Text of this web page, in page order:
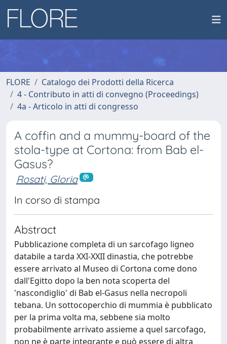
FLORE
Catalogo dei Prodotti della Ricerca
4 - Contributo in atti di convegno (Proceedings)
4a - Articolo in atti di congresso
A coffin and a mummy-board of the
stola-type at Cortona: from Bab el-
Gasus?
Rosati, Gloria
In corso di stampa
Abstract
Pubblicazione completa di un sarcofago ligneo
databile a tarda XXI-XXII dinastia, che potrebbe
essere arrivato al Museo di Cortona come dono
dall'Egitto dopo la ben nota scoperta del
'nascondiglio' di Bab el-Gasus nella necropoli
tebana. Un sottocoperchio di mummia è pubblicato
per la prima volta ma, sebbene sia molto
probabilmente arrivato assieme a quel sarcofago,
non ne è parte integrante e può essere di altra